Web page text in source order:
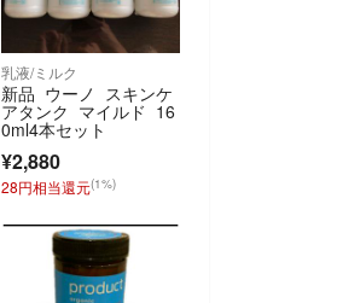
乳液/ミルク
新品 ウーノ スキンケ
アタンク マイルド 16
0ml4本セット
¥2,880
28円相当還元(1%)